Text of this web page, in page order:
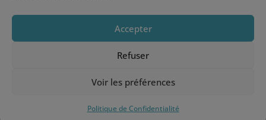
Accepter
Refuser
Voir les préférences
Politique de Confidentialité
confortement des digues du Réart, en
du SMBVR, des Maires des communes